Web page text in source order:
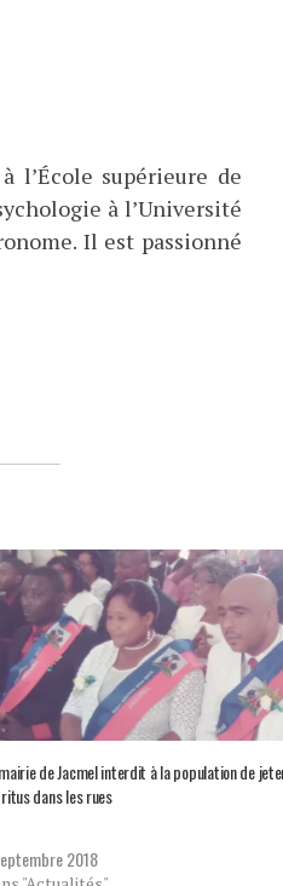
l’École supérieure de
à l’Université
Il est passionné
de Jacmel interdit à la population de
dans les rues
2018